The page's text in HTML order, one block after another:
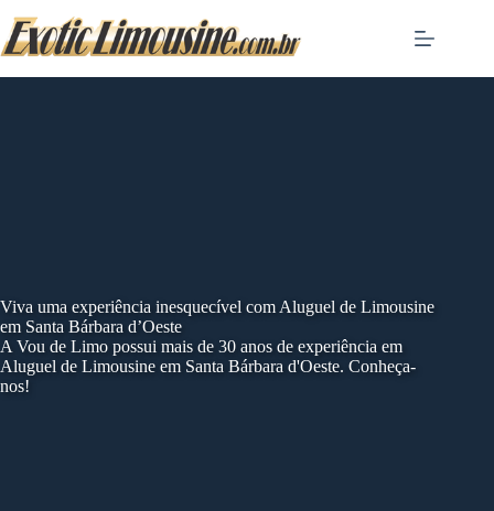
to
content
Viva uma experiência inesquecível com Aluguel de Limousine
em Santa Bárbara d’Oeste
A Vou de Limo possui mais de 30 anos de experiência em
Aluguel de Limousine em Santa Bárbara d'Oeste. Conheça-
nos!